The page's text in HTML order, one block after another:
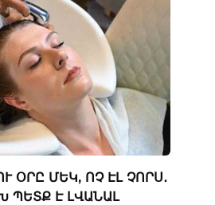
ՕՐԸ ՄԵԿ, ՈՉ ԷԼ ՉՈՐՍ․
ՊԵՏՔ Է ԼՎԱՆԱԼ